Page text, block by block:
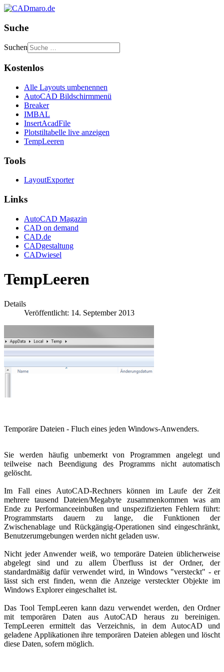
Suche
Suchen
Kostenlos
Alle Layouts umbenennen
AutoCAD Bildschirmmenü
Breaker
IMBAL
InsertAcadFile
Plotstiltabelle live anzeigen
TempLeeren
Tools
LayoutExporter
Links
AutoCAD Magazin
CAD on demand
CAD.de
CADgestaltung
CADwiesel
TempLeeren
Details
Veröffentlicht: 14. September 2013
Temporäre Dateien - Fluch eines jeden Windows-Anwenders.
Sie werden häufig unbemerkt von Programmen angelegt und
teilweise nach Beendigung des Programms nicht automatisch
gelöscht.
Im Fall eines AutoCAD-Rechners können im Laufe der Zeit
mehrere tausend Dateien/Megabyte zusammenkommen was am
Ende zu Performanceeinbußen und unspezifizierten Fehlern führt:
Programmstarts dauern zu lange, die Funktionen der
Zwischenablage und Rückgängig-Operationen sind eingeschränkt,
Benutzerumgebungen werden nicht geladen usw.
Nicht jeder Anwender weiß, wo temporäre Dateien üblicherweise
abgelegt sind und zu allem Überfluss ist der Ordner, der
standardmäßig dafür verwendet wird, in Windows "versteckt" - er
lässt sich erst finden, wenn die Anzeige versteckter Objekte im
Windows Explorer eingeschaltet ist.
Das Tool TempLeeren kann dazu verwendet werden, den Ordner
mit temporären Daten aus AutoCAD heraus zu bereinigen.
TempLeeren ermittelt das Verzeichnis, in dem AutocAD und
geladene Applikationen ihre temporären Dateien ablegen und löscht
diese Daten, sofern möglich.